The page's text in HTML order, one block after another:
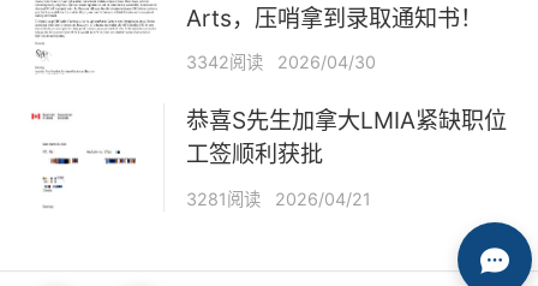
Arts，压哨拿到录取通知书！
3342阅读 2026/04/30
恭喜S先生加拿大LMIA紧缺职位
工签顺利获批
3281阅读 2026/04/21